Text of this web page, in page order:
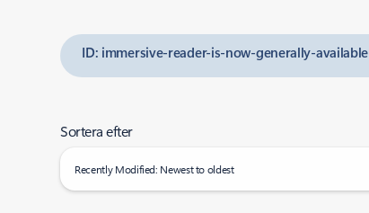
ID: immersive-reader-is-now-generally-available
Sortera efter
Recently Modified: Newest to oldest